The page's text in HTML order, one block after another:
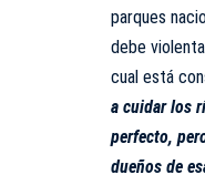
parques
debe
cual está
a cuidar los
perfecto,
dueños de